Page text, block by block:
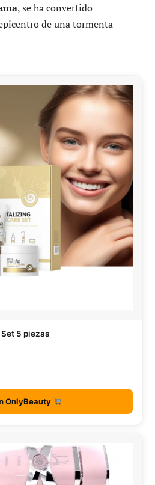
, se ha convertido
de una tormenta
Set 5 piezas
OnlyBeauty